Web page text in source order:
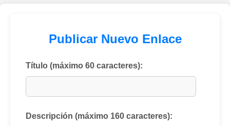
Publicar Nuevo Enlace
Título (máximo 60 caracteres):
Descripción (máximo 160 caracteres):